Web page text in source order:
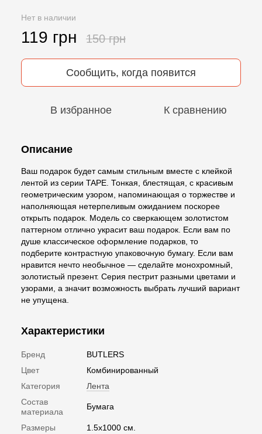
Нет в наличии
119 грн 150 грн
Сообщить, когда появится
В избранное К сравнению
Описание
Ваш подарок будет самым стильным вместе с клейкой
лентой из серии TAPE. Тонкая, блестящая, с красивым
геометрическим узором, напоминающая о торжестве и
наполняющая нетерпеливым ожиданием поскорее
открыть подарок. Модель со сверкающем золотистом
паттерном отлично украсит ваш подарок. Если вам по
душе классическое оформление подарков, то
подберите контрастную упаковочную бумагу. Если вам
нравится нечто необычное — сделайте монохромный,
золотистый презент. Серия пестрит разными цветами и
узорами, а значит возможность выбрать лучший вариант
не упущена.
Характеристики
Бренд
BUTLERS
Цвет
Комбинированный
Категория
Лента
Состав
материала
Бумага
Размеры
1.5х1000 см.